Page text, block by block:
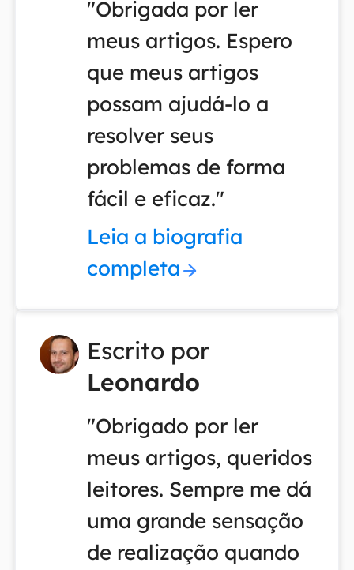
"Obrigada por ler
meus artigos. Espero
que meus artigos
possam ajudá-lo a
resolver seus
problemas de forma
fácil e eficaz."
Leia a biografia
completa
Escrito por
Leonardo
"Obrigado por ler
meus artigos, queridos
leitores. Sempre me dá
uma grande sensação
de realização quando